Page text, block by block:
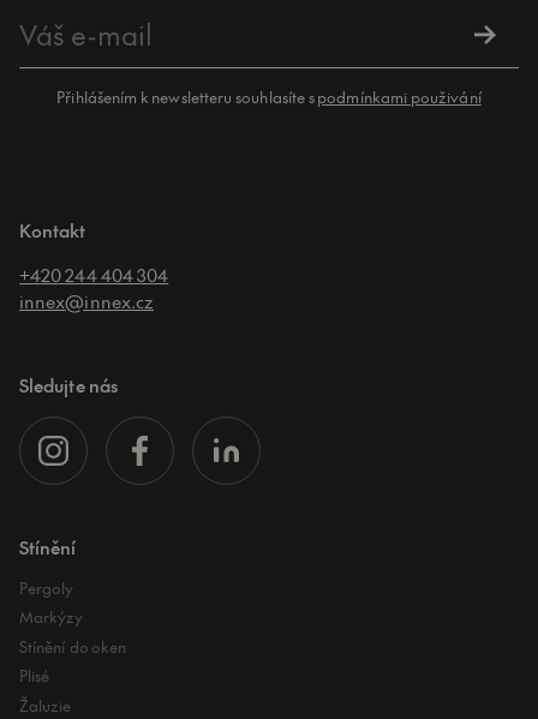
Přihlášením k newsletteru souhlasíte spodmínkami použivání
Kontakt
+420 244 404 304
innex@innex.cz
Sledujte nás
Stínění
Pergoly
Markýzy
Stínění do oken
Plisé
Žaluzie